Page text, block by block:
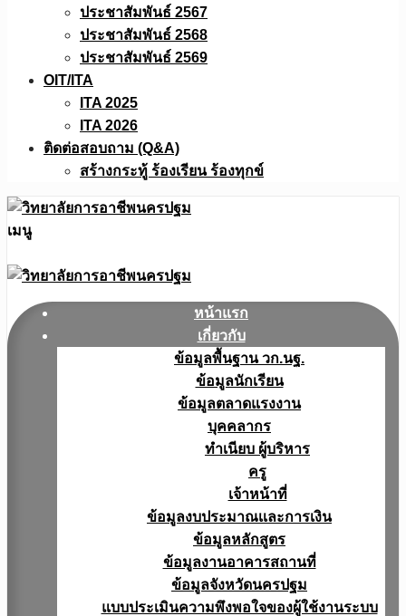
ประชาสัมพันธ์ 2567
ประชาสัมพันธ์ 2568
ประชาสัมพันธ์ 2569
OIT/ITA
ITA 2025
ITA 2026
ติดต่อสอบถาม (Q&A)
สร้างกระทู้ ร้องเรียน ร้องทุกข์
เมนู
หน้าแรก
เกี่ยวกับ
ข้อมูลพื้นฐาน วก.นฐ.
ข้อมูลนักเรียน
ข้อมูลตลาดแรงงาน
บุคคลากร
ทำเนียบ ผู้บริหาร
ครู
เจ้าหน้าที่
ข้อมูลงบประมาณเเละการเงิน
ข้อมูลหลักสูตร
ข้อมูลงานอาคารสถานที่
ข้อมูลจังหวัดนครปฐม
แบบประเมินความพึงพอใจของผู้ใช้งานระบบ